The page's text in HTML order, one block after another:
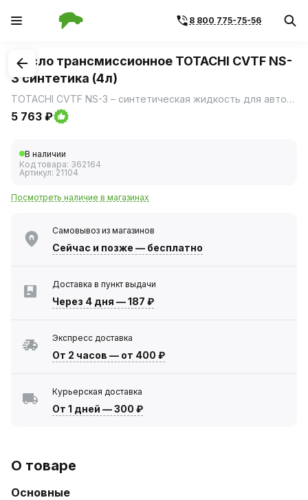
8 800 775-75-56
1/1
Масло трансмиссионное TOTACHI CVTF NS-
3 синтетика (4л)
TOTACHI CVTF NS-3 – синтетическая жидкость для автоматических трансмиссий с высокими рабочими характеристиками, разработанная для соответствия требованиям современных азиатских, американских и европейских автомобилей, оснащенных бесступенчатыми вариаторными трансмиссиями (CVT), как с ременными, так и цепными передачами.
5 763 ₽
В наличии
Код товара: 362164
Артикул: 21104
Посмотреть наличие в магазинах
Самовывоз из магазинов
Сейчас и позже — бесплатно
Доставка в пункт выдачи
Через 4 дня —187 ₽
Экспресс доставка
От 2 часов — от 400 ₽
Курьерская доставка
От 1 дней —300 ₽
О товаре
Основные